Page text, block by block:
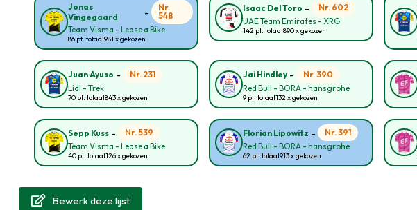
Jonas
Vingegaard
-
Nr.
548
Team Visma - Lease a Bike
86 pt. totaal981 x gekozen
Isaac Del Toro -
Nr. 602
UAE Team Emirates - XRG
142 pt. totaal890 x gekozen
Juan Ayuso -
Nr. 231
Lidl - Trek
70 pt. totaal843 x gekozen
Jai Hindley -
Nr. 390
Red Bull - BORA - hansgrohe
9 pt. totaal132 x gekozen
Sepp Kuss -
Nr. 539
Team Visma - Lease a Bike
40 pt. totaal126 x gekozen
Florian Lipowitz -
Nr. 391
Red Bull - BORA - hansgrohe
62 pt. totaal913 x gekozen
 Bewerk deze lijst